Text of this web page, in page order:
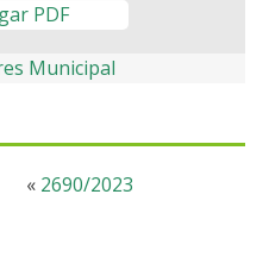
PDF
Municipal
« 2690/2023